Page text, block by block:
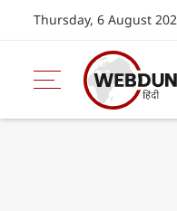
Thursday, 6 August